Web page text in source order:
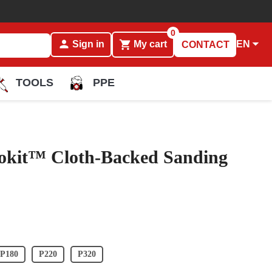
person Sign in shopping_cart My cart
0
CONTACT EN
TOOLS PPE
Cloth-Backed Sanding
P180 P220 P320